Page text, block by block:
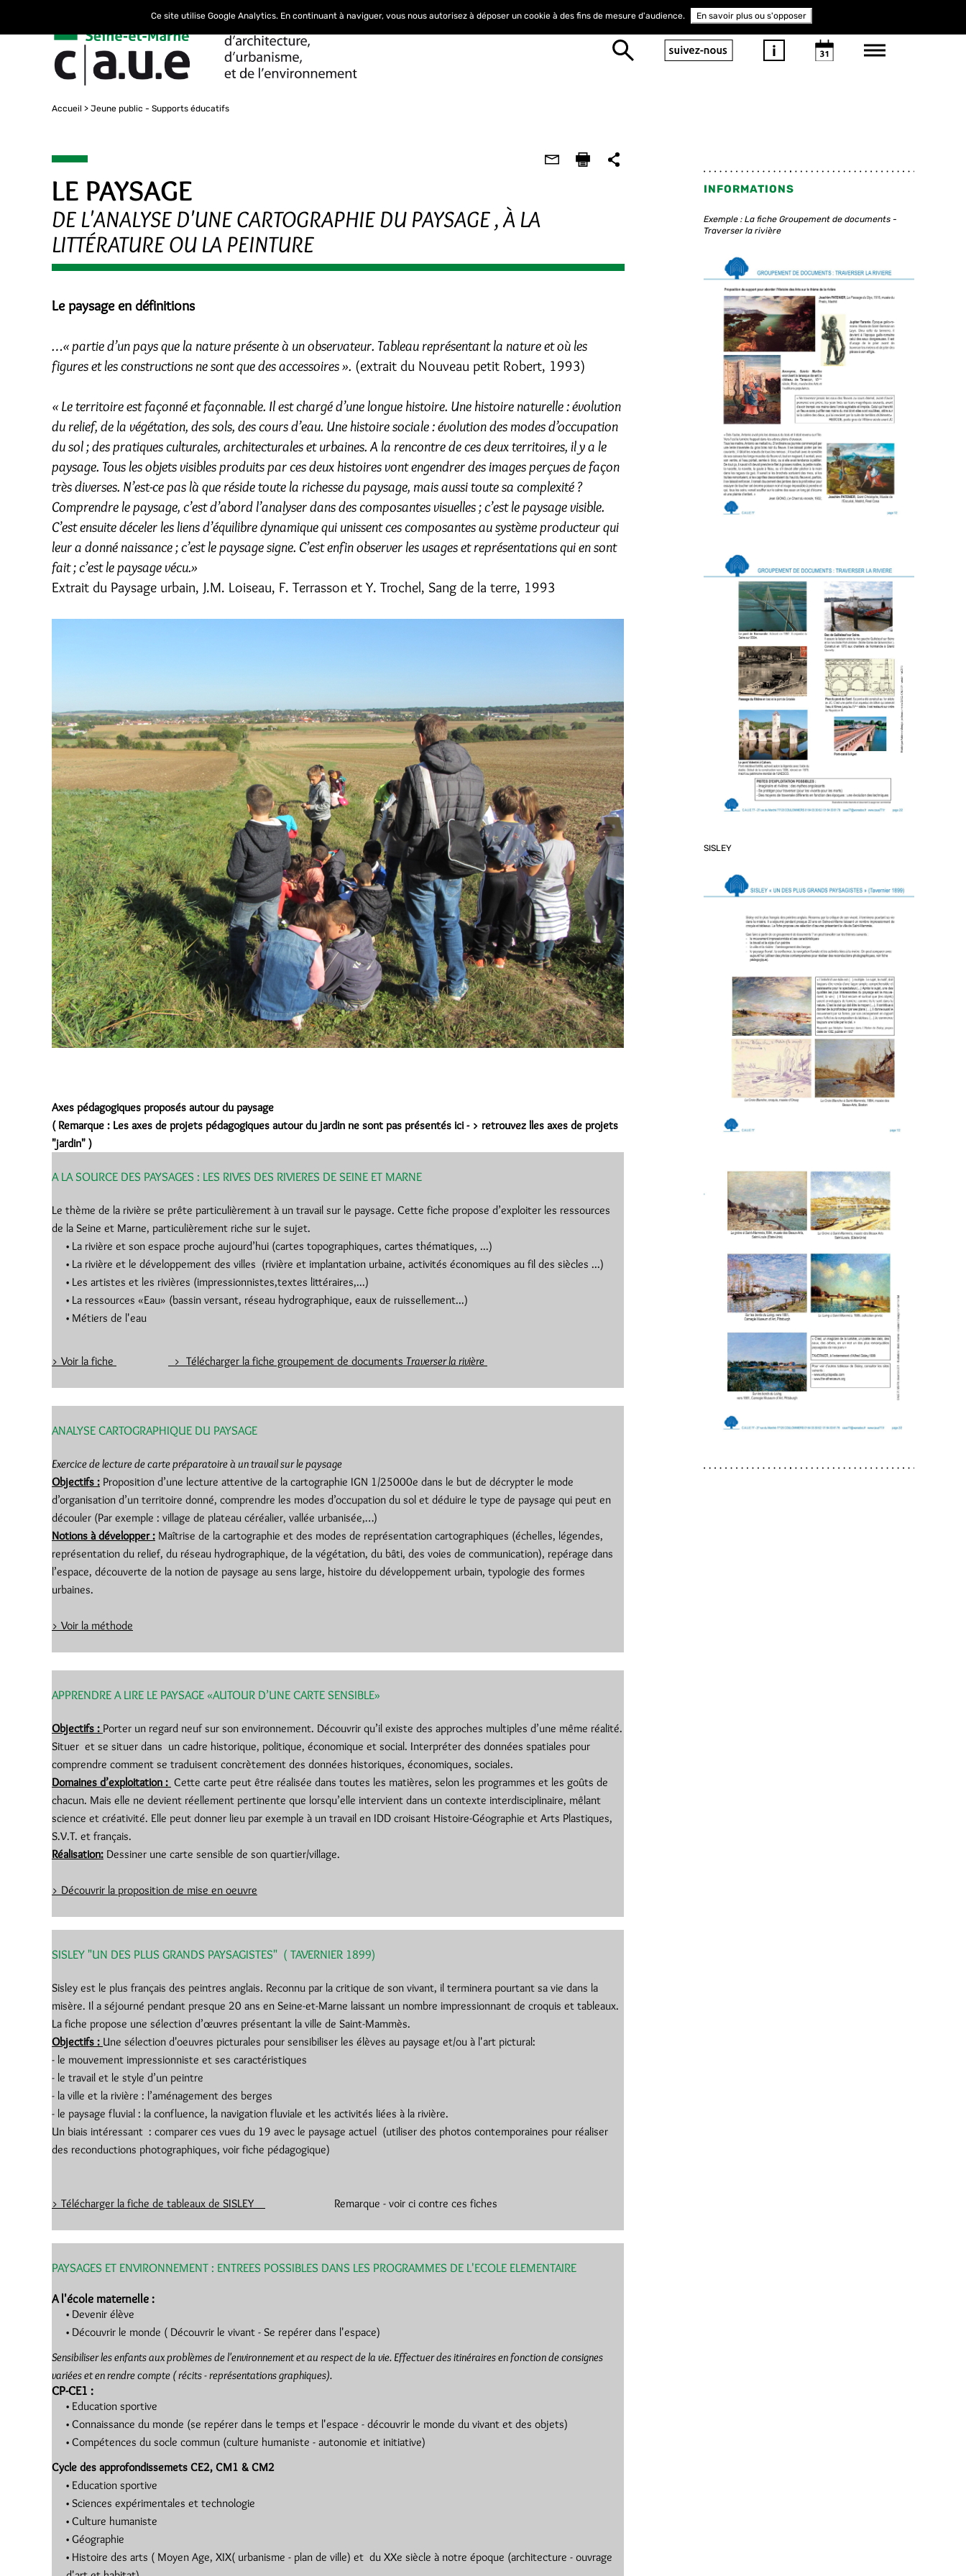
Accueil Jeune public - Supports éducatifs
LE PAYSAGE
DE L'ANALYSE D'UNE CARTOGRAPHIE DU PAYSAGE , À LA
LITTÉRATURE OU LA PEINTURE
Le paysage en définitions
…« partie d’un pays que la nature présente à un observateur. Tableau représentant la nature et où les
figures et les constructions ne sont que des accessoires ». (extrait du Nouveau petit Robert, 1993)
« Le territoire est façonné et façonnable. Il est chargé d’une longue histoire. Une histoire naturelle : évolution
du relief, de la végétation, des sols, des cours d’eau. Une histoire sociale : évolution des modes d’occupation
du sol ; des pratiques culturales, architecturales et urbaines. A la rencontre de ces deux territoires, il y a le
paysage. Tous les objets visibles produits par ces deux histoires vont engendrer des images perçues de façon
très diverses. N’est-ce pas là que réside toute la richesse du paysage, mais aussi toute sa complexité ?
Comprendre le paysage, c’est d’abord l’analyser dans des composantes visuelles ; c’est le paysage visible.
C’est ensuite déceler les liens d’équilibre dynamique qui unissent ces composantes au système producteur qui
leur a donné naissance ; c’est le paysage signe. C’est enfin observer les usages et représentations qui en sont
fait ; c’est le paysage vécu.»
Extrait du Paysage urbain, J.M. Loiseau, F. Terrasson et Y. Trochel, Sang de la terre, 1993
Axes pédagogiques proposés autour du paysage
( Remarque : Les axes de projets pédagogiques autour du jardin ne sont pas présentés ici - > retrouvez lles axes de projets
"jardin" )
A LA SOURCE DES PAYSAGES : LES RIVES DES RIVIERES DE SEINE ET MARNE
Le thème de la rivière se prête particulièrement à un travail sur le paysage. Cette fiche propose d’exploiter les ressources
de la Seine et Marne, particulièrement riche sur le sujet.
La rivière et son espace proche aujourd’hui (cartes topographiques, cartes thématiques, ...)
La rivière et le développement des villes (rivière et implantation urbaine, activités économiques au fil des siècles ...)
Les artistes et les rivières (impressionnistes,textes littéraires,...)
La ressources «Eau» (bassin versant, réseau hydrographique, eaux de ruissellement...)
Métiers de l'eau
> Voir la fiche > Télécharger la fiche groupement de documents Traverser la rivière
ANALYSE CARTOGRAPHIQUE DU PAYSAGE
Exercice de lecture de carte préparatoire à un travail sur le paysage
Objectifs : Proposition d’une lecture attentive de la cartographie IGN 1/25000e dans le but de décrypter le mode
d’organisation d’un territoire donné, comprendre les modes d’occupation du sol et déduire le type de paysage qui peut en
découler (Par exemple : village de plateau céréalier, vallée urbanisée,…)
Notions à développer : Maîtrise de la cartographie et des modes de représentation cartographiques (échelles, légendes,
représentation du relief, du réseau hydrographique, de la végétation, du bâti, des voies de communication), repérage dans
l’espace, découverte de la notion de paysage au sens large, histoire du développement urbain, typologie des formes
urbaines.
> Voir la méthode
APPRENDRE A LIRE LE PAYSAGE «AUTOUR D’UNE CARTE SENSIBLE»
Objectifs : Porter un regard neuf sur son environnement. Découvrir qu’il existe des approches multiples d’une même réalité.
Situer et se situer dans un cadre historique, politique, économique et social. Interpréter des données spatiales pour
comprendre comment se traduisent concrètement des données historiques, économiques, sociales.
Domaines d’exploitation : Cette carte peut être réalisée dans toutes les matières, selon les programmes et les goûts de
chacun. Mais elle ne devient réellement pertinente que lorsqu’elle intervient dans un contexte interdisciplinaire, mêlant
science et créativité. Elle peut donner lieu par exemple à un travail en IDD croisant Histoire-Géographie et Arts Plastiques,
S.V.T. et français.
Réalisation: Dessiner une carte sensible de son quartier/village.
> Découvrir la proposition de mise en oeuvre
SISLEY "UN DES PLUS GRANDS PAYSAGISTES" ( TAVERNIER 1899)
Sisley est le plus français des peintres anglais. Reconnu par la critique de son vivant, il terminera pourtant sa vie dans la
misère. Il a séjourné pendant presque 20 ans en Seine-et-Marne laissant un nombre impressionnant de croquis et tableaux.
La fiche propose une sélection d’œuvres présentant la ville de Saint-Mammès.
Objectifs : Une sélection d'oeuvres picturales pour sensibiliser les élèves au paysage et/ou à l'art pictural:
- le mouvement impressionniste et ses caractéristiques
- le travail et le style d’un peintre
- la ville et la rivière : l’aménagement des berges
- le paysage fluvial : la confluence, la navigation fluviale et les activités liées à la rivière.
Un biais intéressant : comparer ces vues du 19 avec le paysage actuel (utiliser des photos contemporaines pour réaliser
des reconductions photographiques, voir fiche pédagogique)
> Télécharger la fiche de tableaux de SISLEY Remarque - voir ci contre ces fiches
PAYSAGES ET ENVIRONNEMENT : ENTREES POSSIBLES DANS LES PROGRAMMES DE L'ECOLE ELEMENTAIRE
A l'école maternelle :
Devenir élève
Découvrir le monde ( Découvrir le vivant - Se repérer dans l'espace)
Sensibiliser les enfants aux problèmes de l'environnement et au respect de la vie. Effectuer des itinéraires en fonction de consignes
variées et en rendre compte ( récits - représentations graphiques).
CP-CE1 :
Education sportive
Connaissance du monde (se repérer dans le temps et l'espace - découvrir le monde du vivant et des objets)
Compétences du socle commun (culture humaniste - autonomie et initiative)
Cycle des approfondissemets CE2, CM1 & CM2
Education sportive
Sciences expérimentales et technologie
Culture humaniste
Géographie
Histoire des arts ( Moyen Age, XIX( urbanisme - plan de ville) et du XXe siècle à notre époque (architecture - ouvrage
INFORMATIONS
Exemple : La fiche Groupement de documents -
Traverser la rivière
SISLEY
Ce site utilise Google Analytics. En continuant à naviguer, vous nous autorisez à déposer un cookie à des fins de mesure d'audience. En savoir plus ou s'opposer